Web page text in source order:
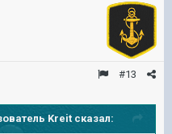
#13
Kreit сказал: